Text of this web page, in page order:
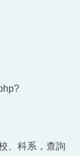
、科系，查詢